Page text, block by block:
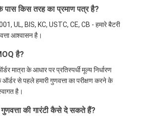
बैटरी पैक
बैटरी
चार्जर
किस तरह का प्रमाण पत्र है?
UL, BIS, KC, USTC, CE, CB - हमारे बैटरी
आश्वासन है।
है?
मात्रा के आधार पर प्रतिस्पर्धी मूल्य निर्धारण
से पहले हमारी गुणवत्ता का परीक्षण करने के
है।
गुणवत्ता की गारंटी कैसे दे सकते हैं?